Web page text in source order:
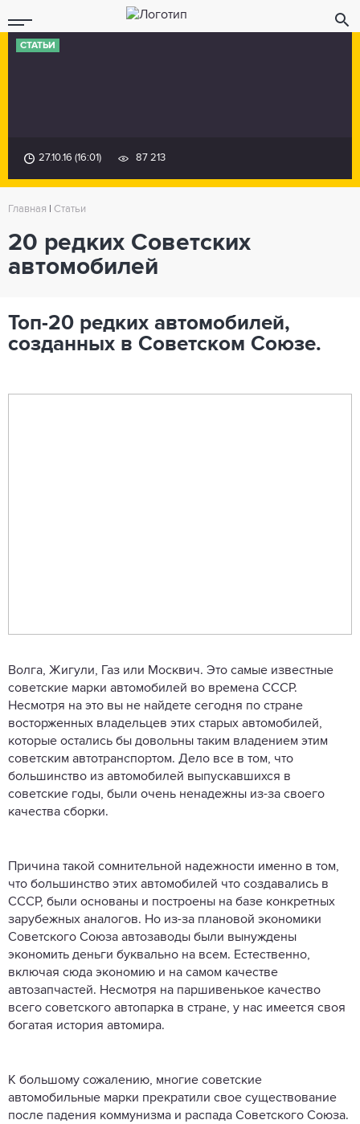
СТАТЬИ
27.10.16 (16:01) 87 213
Главная Статьи
20 редких Советских
автомобилей
Топ-20 редких автомобилей,
созданных в Советском Союзе.
Волга, Жигули, Газ или Москвич. Это самые известные
советские марки автомобилей во времена СССР.
Несмотря на это вы не найдете сегодня по стране
восторженных владельцев этих старых автомобилей,
которые остались бы довольны таким владением этим
советским автотранспортом. Дело все в том, что
большинство из автомобилей выпускавшихся в
советские годы, были очень ненадежны из-за своего
качества сборки.
Причина такой сомнительной надежности именно в том,
что большинство этих автомобилей что создавались в
СССР, были основаны и построены на базе конкретных
зарубежных аналогов. Но из-за плановой экономики
Советского Союза автозаводы были вынуждены
экономить деньги буквально на всем. Естественно,
включая сюда экономию и на самом качестве
автозапчастей. Несмотря на паршивенькое качество
всего советского автопарка в стране, у нас имеется своя
богатая история автомира.
К большому сожалению, многие советские
автомобильные марки прекратили свое существование
после падения коммунизма и распада Советского Союза.